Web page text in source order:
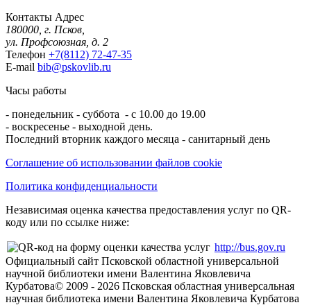
Контакты Адрес
180000, г. Псков,
ул. Профсоюзная, д. 2
Телефон +7(8112) 72-47-35
E-mail bib@pskovlib.ru
Часы работы
- понедельник - суббота - с 10.00 до 19.00
- воскресенье - выходной день.
Последний вторник каждого месяца - санитарный день
Соглашение об использовании файлов cookie
Политика конфиденциальности
Независимая оценка качества предоставления услуг по QR-
коду или по ссылке ниже:
http://bus.gov.ru
Официальный сайт Псковской областной универсальной
научной библиотеки имени Валентина Яковлевича
Курбатова© 2009 - 2026 Псковская областная универсальная
научная библиотека имени Валентина Яковлевича Курбатова